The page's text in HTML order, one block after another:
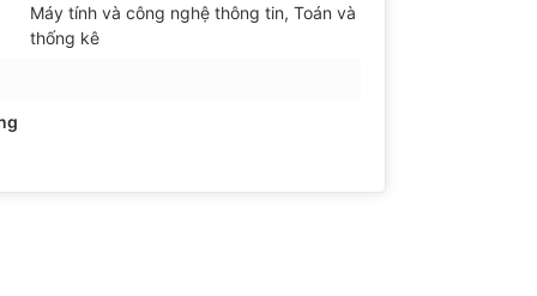
Máy tính và công nghệ thông tin, Toán và
thống kê